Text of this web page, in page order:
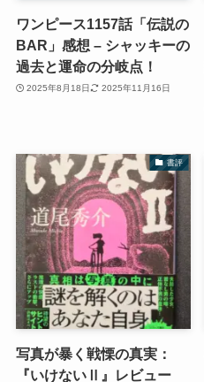
ワンピース1157話「伝説の
BAR」感想 – シャッキーの
過去と運命の分岐点！
2025年8月18日 2025年11月16日
書評
写真が暴く戦慄の真実：
『いけないⅡ』レビュー